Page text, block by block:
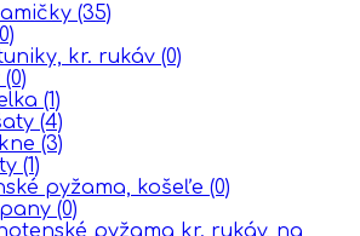
(35)
kr. rukáv (0)
(0)
(1)
(4)
(3)
(1)
pyžama, košeľe (0)
(0)
pyžama kr. rukáv, na